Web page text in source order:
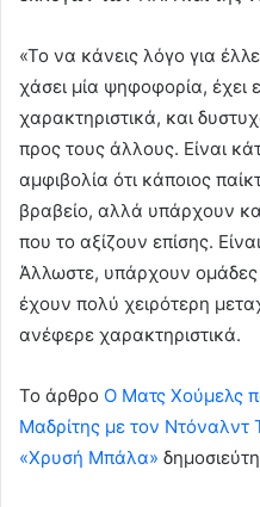
«Το να κάνεις λόγο για
χάσει μία ψηφοφορία, έχει
χαρακτηριστικά, και
προς τους άλλους. Είναι
αμφιβολία ότι κάποιος
βραβείο, αλλά υπάρχουν
που το αξίζουν επίσης.
Άλλωστε, υπάρχουν ομάδες
έχουν πολύ χειρότερη
ανέφερε χαρακτηριστικά.
To άρθρο Ο Ματς Χούμελς
Μαδρίτης με τον Ντόναλντ
«Χρυσή Μπάλα»